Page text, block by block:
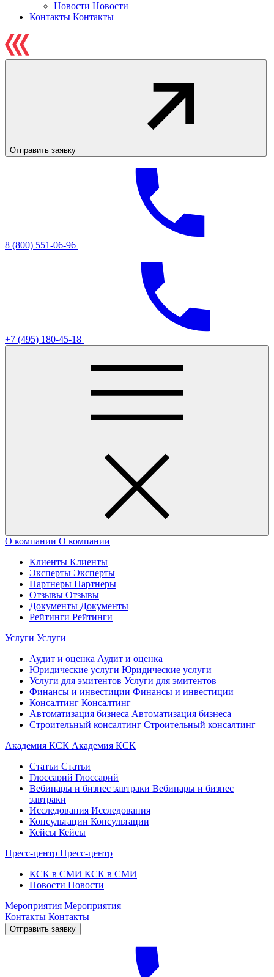
Новости Новости
Контакты Контакты
Отправить заявку
8 (800) 551-06-96
+7 (495) 180-45-18
О компании О компании
Клиенты Клиенты
Эксперты Эксперты
Партнеры Партнеры
Отзывы Отзывы
Документы Документы
Рейтинги Рейтинги
Услуги Услуги
Аудит и оценка Аудит и оценка
Юридические услуги Юридические услуги
Услуги для эмитентов Услуги для эмитентов
Финансы и инвестиции Финансы и инвестиции
Консалтинг Консалтинг
Автоматизация бизнеса Автоматизация бизнеса
Строительный консалтинг Строительный консалтинг
Академия КСК Академия КСК
Статьи Статьи
Глоссарий Глоссарий
Вебинары и бизнес завтраки Вебинары и бизнес
завтраки
Исследования Исследования
Консультации Консультации
Кейсы Кейсы
Пресс-центр Пресс-центр
КСК в СМИ КСК в СМИ
Новости Новости
Мероприятия Мероприятия
Контакты Контакты
Отправить заявку